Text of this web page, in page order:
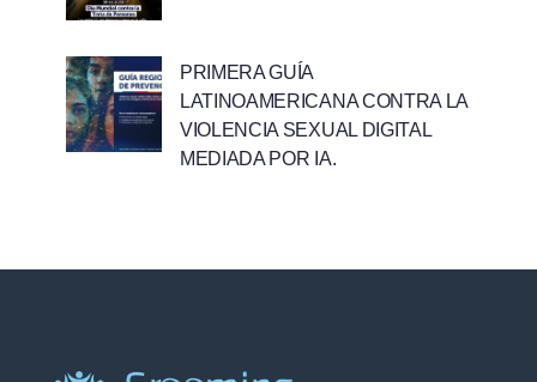
PRIMERA GUÍA
LATINOAMERICANA CONTRA LA
VIOLENCIA SEXUAL DIGITAL
MEDIADA POR IA.